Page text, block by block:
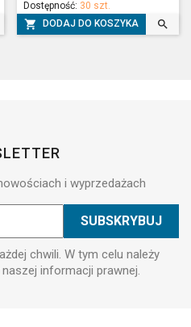
Dostępność: 30 szt.
 DODAJ DO KOSZYKA 
i wyprzedażach
chwili. W tym celu należy
informacji prawnej.